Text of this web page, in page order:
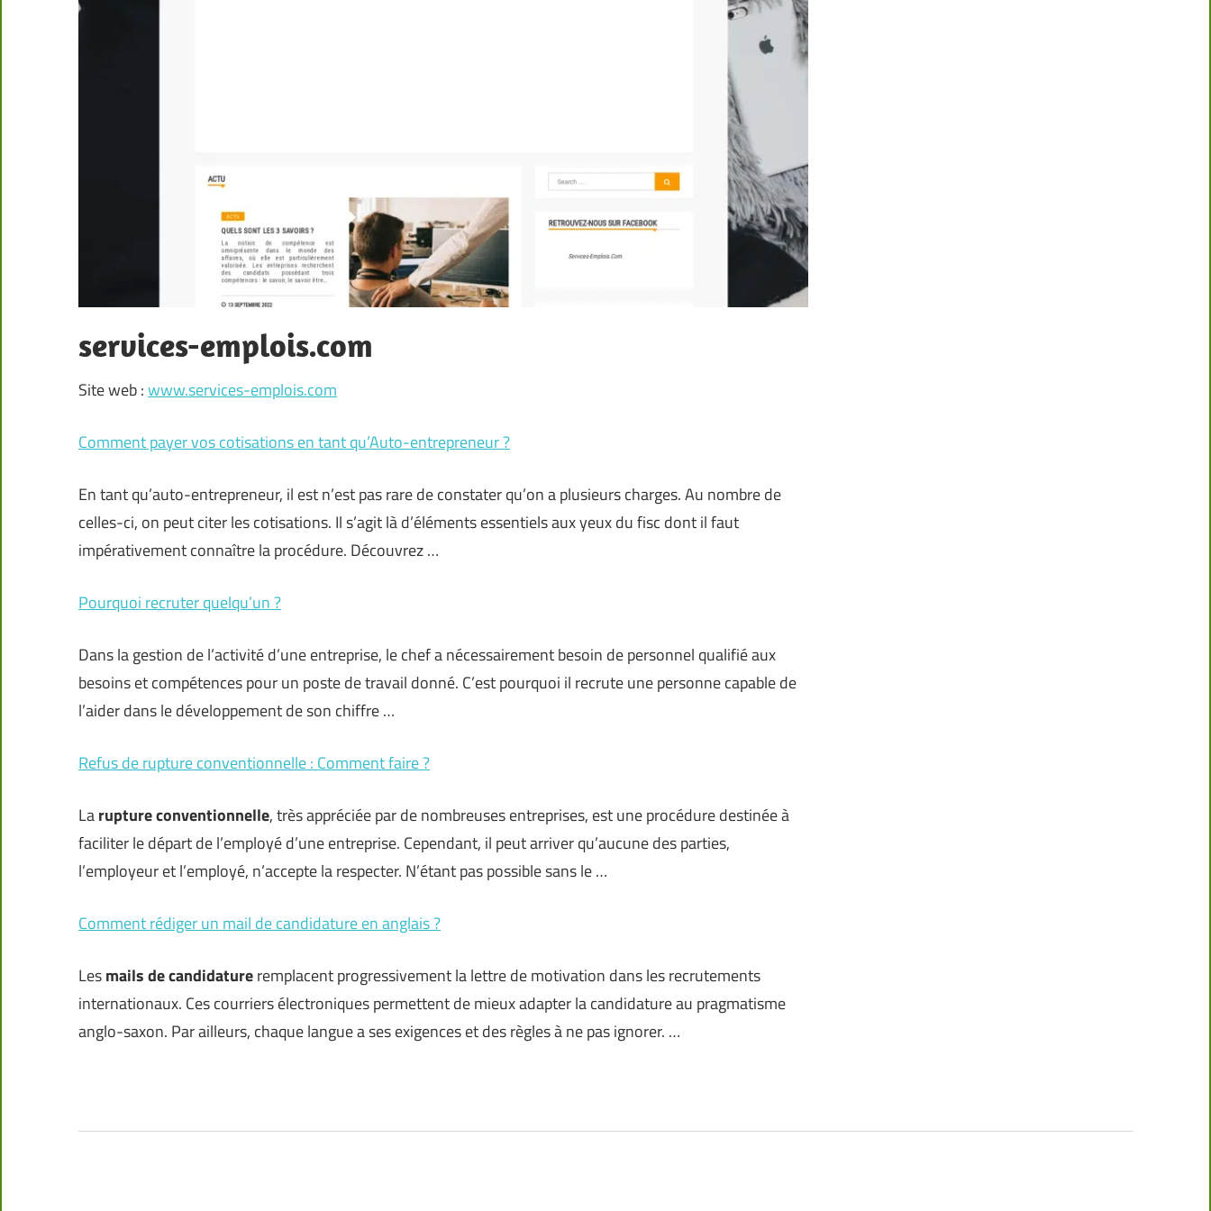
services-emplois.com
Site web :www.services-emplois.com
Comment payer vos cotisations en tant qu’Auto-entrepreneur ?
En tant qu’auto-entrepreneur, il est n’est pas rare de constater qu’on a plusieurs charges. Au nombre de
celles-ci, on peut citer les cotisations. Il s’agit là d’éléments essentiels aux yeux du fisc dont il faut
impérativement connaître la procédure. Découvrez …
Pourquoi recruter quelqu’un ?
Dans la gestion de l’activité d’une entreprise, le chef a nécessairement besoin de personnel qualifié aux
besoins et compétences pour un poste de travail donné. C’est pourquoi il recrute une personne capable de
l’aider dans le développement de son chiffre …
Refus de rupture conventionnelle : Comment faire ?
Larupture conventionnelle, très appréciée par de nombreuses entreprises, est une procédure destinée à
faciliter le départ de l’employé d’une entreprise. Cependant, il peut arriver qu’aucune des parties,
l’employeur et l’employé, n’accepte la respecter. N’étant pas possible sans le …
Comment rédiger un mail de candidature en anglais ?
Lesmails de candidatureremplacent progressivement la lettre de motivation dans les recrutements
internationaux. Ces courriers électroniques permettent de mieux adapter la candidature au pragmatisme
anglo-saxon. Par ailleurs, chaque langue a ses exigences et des règles à ne pas ignorer. …